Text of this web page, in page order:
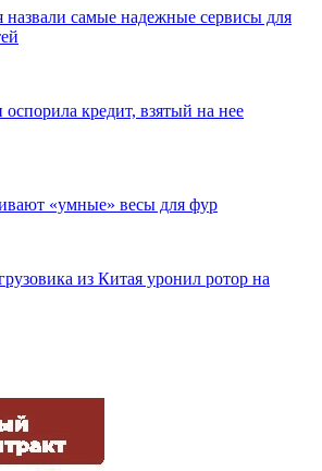
самые надежные сервисы для
кредит, взятый на нее
«умные» весы для фур
из Китая уронил ротор на